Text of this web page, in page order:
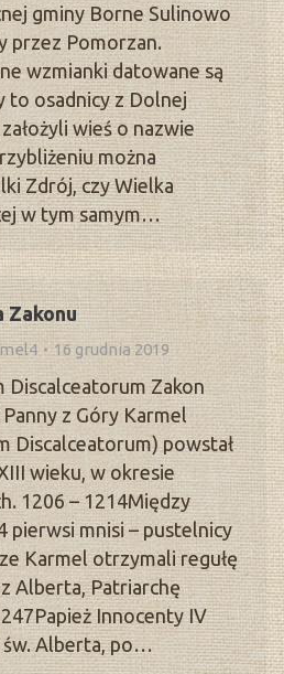
gminy Borne Sulinowo
przez Pomorzan.
wzmianki datowane są
to osadnicy z Dolnej
wieś o nazwie
można
Zdrój, czy Wielka
w tym samym…
Zakonu
16 grudnia 2019
Discalceatorum Zakon
z Góry Karmel
Discalceatorum) powstał
wieku, w okresie
1206 – 1214Między
pierwsi mnisi – pustelnicy
Karmel otrzymali regułę
Alberta, Patriarchę
Innocenty IV
św. Alberta, po…